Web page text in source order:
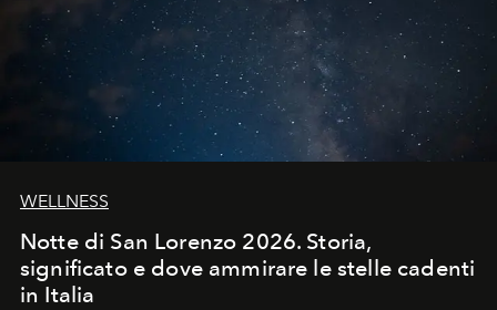
WELLNESS
Notte di San Lorenzo 2026. Storia,
significato e dove ammirare le stelle cadenti
in Italia